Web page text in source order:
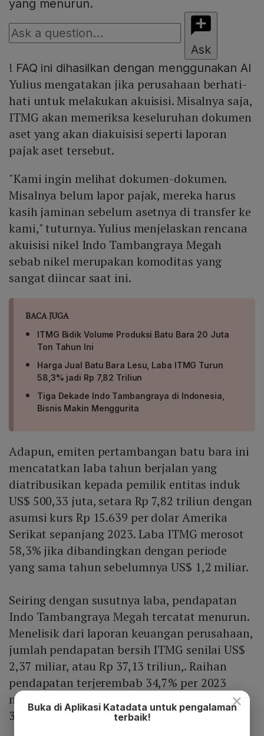
yang menurun.
Ask
! FAQ ini dihasilkan dengan menggunakan AI
Yulius mengatakan jika perusahaan berhati-
hati untuk melakukan akuisisi. Misalnya saja,
ITMG akan memeriksa keseluruhan dokumen
aset yang akan diakuisisi seperti laporan
pajak aset tersebut.
"Kami ingin melihat dokumen-dokumen.
Misalnya belum lapor pajak, mereka harus
kasih jaminan sebelum asetnya di transfer ke
kami," tuturnya. Yulius menjelaskan rencana
akuisisi nikel Indo Tambangraya Megah
sebab nikel merupakan komoditas yang
sangat diincar saat ini.
BACA JUGA
ITMG Bidik Volume Produksi Batu Bara 20 Juta
Ton Tahun Ini
Harga Jual Batu Bara Lesu, Laba ITMG Turun
58,3% jadi Rp 7,82 Triliun
Tiga Dekade Indo Tambangraya di Indonesia,
Bisnis Makin Menggurita
Adapun, emiten pertambangan batu bara ini
mencatatkan laba tahun berjalan yang
diatribusikan kepada pemilik entitas induk
US$ 500,33 juta, setara Rp 7,82 triliun dengan
asumsi kurs Rp 15.639 per dolar Amerika
Serikat sepanjang 2023. Laba ITMG merosot
58,3% jika dibandingkan dengan periode
yang sama tahun sebelumnya US$ 1,2 miliar.
Seiring dengan susutnya laba, pendapatan
Indo Tambangraya Megah tercatat menurun.
Menelisik dari laporan keuangan perusahaan,
jumlah pendapatan bersih ITMG senilai US$
2,37 miliar, atau Rp 37,13 triliun,. Raihan
pendapatan terjerembab 34,7% per 2023
menjadi US$ 2,37 miliar, dari sebelim US$
3,63 miliar.
×
Buka di Aplikasi Katadata untuk pengalaman
terbaik!